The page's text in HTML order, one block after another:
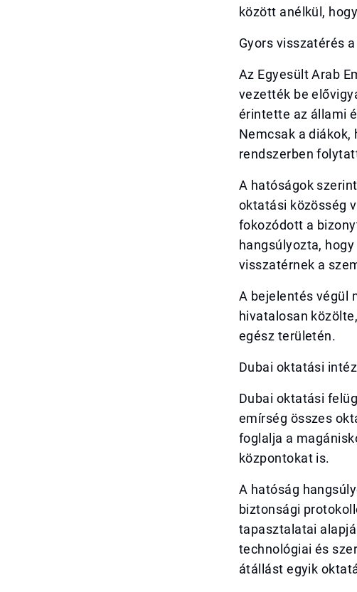
között anélkül,
Gyors visszatérés
Az Egyesült Arab
vezették be
érintette az állami
Nemcsak a
rendszerben
A hatóságok
oktatási közösség
fokozódott a
hangsúlyozta,
visszatérnek a
A bejelentés végül
hivatalosan
egész területén.
Dubai oktatási
Dubai oktatási
emírség összes
foglalja a
központokat is.
A hatóság
biztonsági
tapasztalatai
technológiai és
átállást egyik